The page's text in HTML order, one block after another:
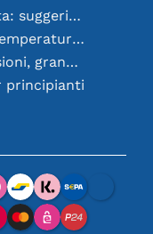
Saldare come un professionista: suggerimenti per connessioni elettroniche perfette
Scegliere il giusto sensore di temperatura [youtube]
Batterie 18650: piccole dimensioni, grandi prestazioni
principianti